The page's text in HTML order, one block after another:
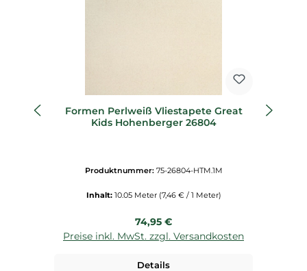
Formen Perlweiß Vliestapete Great
Kids Hohenberger 26804
Produktnummer: 75-26804-HTM.1M
Inhalt: 10.05 Meter (7,46 € / 1 Meter)
Regulärer Preis:
74,95 €
Preise inkl. MwSt. zzgl. Versandkosten
Details